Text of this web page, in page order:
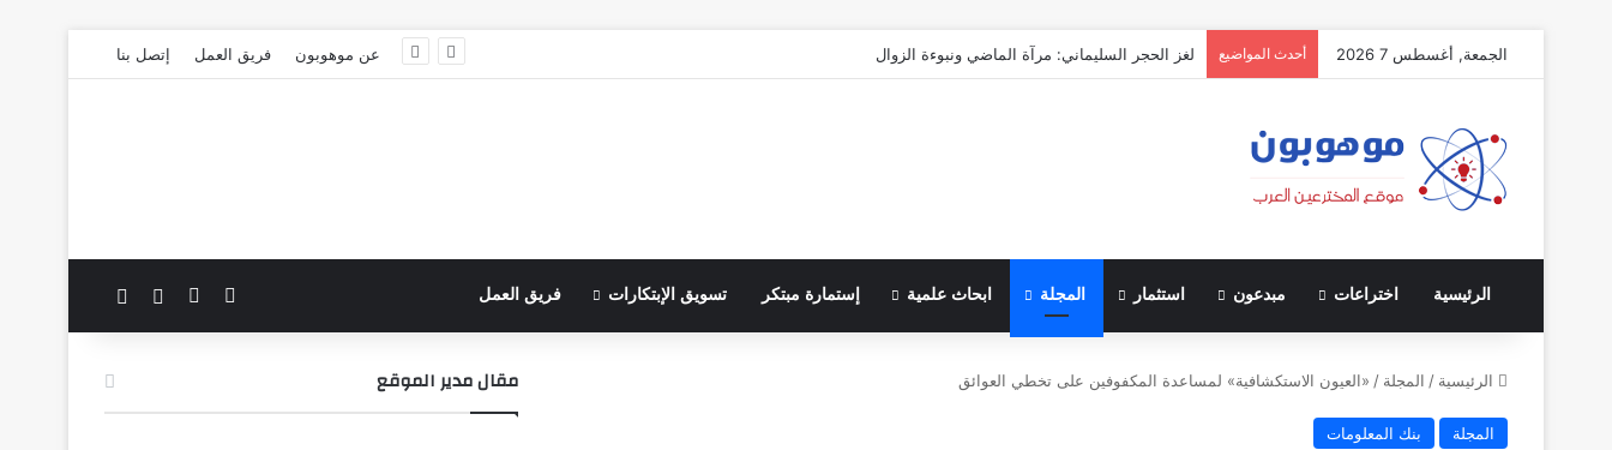
الجمعة, أغسطس 7 2026 أحدث المواضيع لغز الحجر السليماني: مرآة الماضي ونبوءة الزوال عن موهوبون فريق العمل إتصل بنا
الرئيسية اختراعات مبدعون استثمار المجلة ابحاث علمية إستمارة مبتكر تسويق الإبتكارات فريق العمل فيسبوك الوضع المظلم
الرئيسية / المجلة / «العيون الاستكشافية» لمساعدة المكفوفين على تخطي العوائق
المجلة بنك المعلومات
مقال مدير الموقع